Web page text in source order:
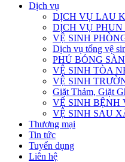
Dịch vụ
DỊCH VỤ LAU
DỊCH VỤ
VỆ SINH
Dịch vụ tổng vệ
PHỦ BÓNG SÀN
VỆ SINH TÒA
VỆ SINH
Giặt Thảm, Giặt
VỆ SINH BỆNH
VỆ SINH SAU
Thương mại
Tin tức
Tuyển dụng
Liên hệ